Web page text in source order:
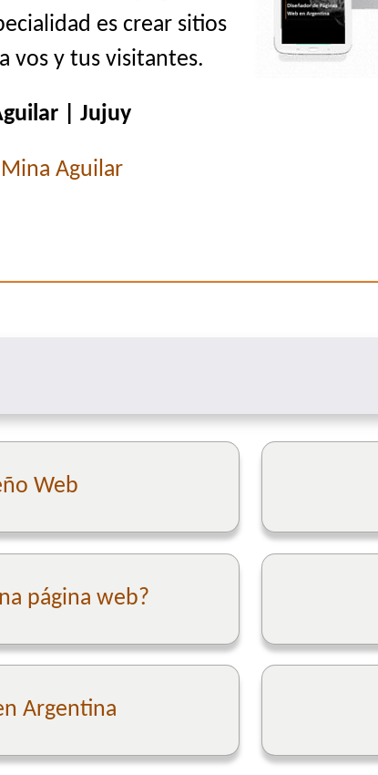
es crear sitios
vos y tus visitantes.
| Jujuy
Mina Aguilar
Web
página web?
Argentina